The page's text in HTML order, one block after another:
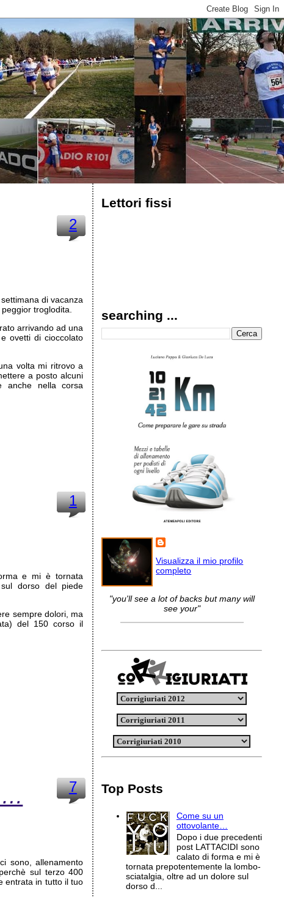
2
di vacanza
troglodita.
arrivando ad una
ovetti di cioccolato
volta mi ritrovo a
a posto alcuni
anche nella corsa
1
e mi è tornata
dorso del piede
sempre dolori, ma
del 150 corso il
7
…
sono, allenamento
sul terzo 400
entrata in tutto il tuo
Lettori fissi
searching ...
Visualizza il mio profilo
completo
"you'll see a lot of backs but many will
see your"
Top Posts
Come su un
ottovolante…
Dopo i due precedenti
post LATTACIDI sono
calato di forma e mi è
tornata prepotentemente la lombo-
sciatalgia, oltre ad un dolore sul
dorso d...